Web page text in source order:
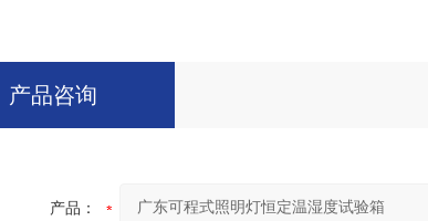
产品咨询
产品：